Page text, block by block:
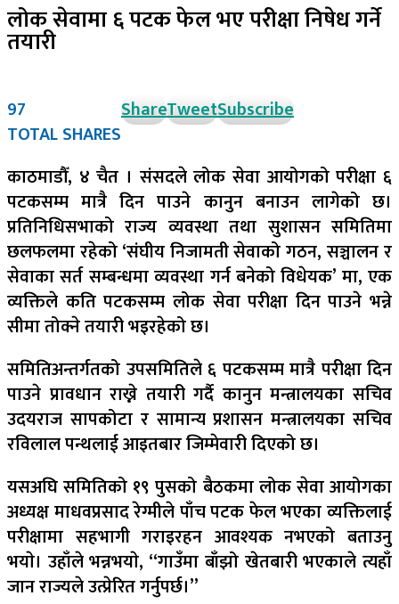
लोक सेवामा ६ पटक फेल भए परीक्षा निषेध गर्ने
तयारी
97
TOTAL SHARES
ShareTweetSubscribe
काठमाडौँ, ४ चैत । संसदले लोक सेवा आयोगको परीक्षा ६
पटकसम्म मात्रै दिन पाउने कानुन बनाउन लागेको छ।
प्रतिनिधिसभाको राज्य व्यवस्था तथा सुशासन समितिमा
छलफलमा रहेको ‘संघीय निजामती सेवाको गठन, सञ्चालन र
सेवाका सर्त सम्बन्धमा व्यवस्था गर्न बनेको विधेयक’ मा, एक
व्यक्तिले कति पटकसम्म लोक सेवा परीक्षा दिन पाउने भन्ने
सीमा तोक्ने तयारी भइरहेको छ।
समितिअन्तर्गतको उपसमितिले ६ पटकसम्म मात्रै परीक्षा दिन
पाउने प्रावधान राख्ने तयारी गर्दै कानुन मन्त्रालयका सचिव
उदयराज सापकोटा र सामान्य प्रशासन मन्त्रालयका सचिव
रविलाल पन्थलाई आइतबार जिम्मेवारी दिएको छ।
यसअघि समितिको १९ पुसको बैठकमा लोक सेवा आयोगका
अध्यक्ष माधवप्रसाद रेग्मीले पाँच पटक फेल भएका व्यक्तिलाई
परीक्षामा सहभागी गराइरहन आवश्यक नभएको बताउनु
भयाे। उहाँले भन्नभयाे, “गाउँमा बाँझो खेतबारी भएकाले त्यहाँ
जान राज्यले उत्प्रेरित गर्नुपर्छ।”